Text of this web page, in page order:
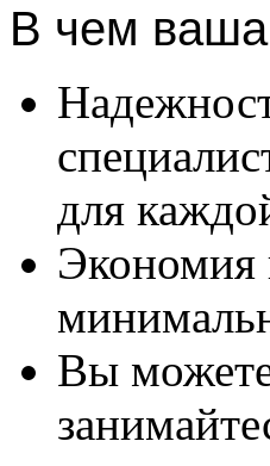
В чем
для
Экономия
Вы